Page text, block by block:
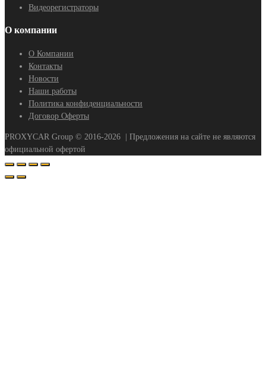
Видеорегистраторы
О компании
О Компании
Контакты
Новости
Наши работы
Политика конфиденциальности
Договор Оферты
PROXYCAR Group © 2016-2026
| Предложения на сайте не являются
официальной офертой